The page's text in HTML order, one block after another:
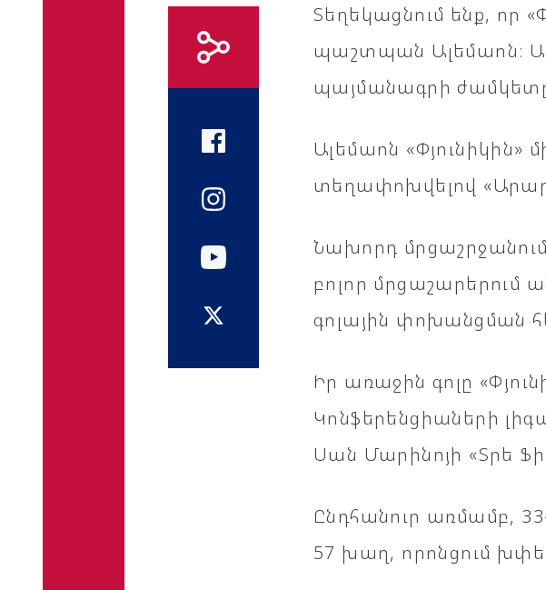
Տեղեկացնում ենք, որ
պաշտպան Ալեմաոն։
պայմանագրի
Ալեմաոն «Փյունիկին»
տեղափոխվելով
Նախորդ
բոլոր մրցաշարերում
գոլային փոխանցման
Իր առաջին գոլը
Կոնֆերենցիաների
Սան Մարինոյի «Տրե
Ընդհանուր առմամբ,
57 խաղ, որոնցում